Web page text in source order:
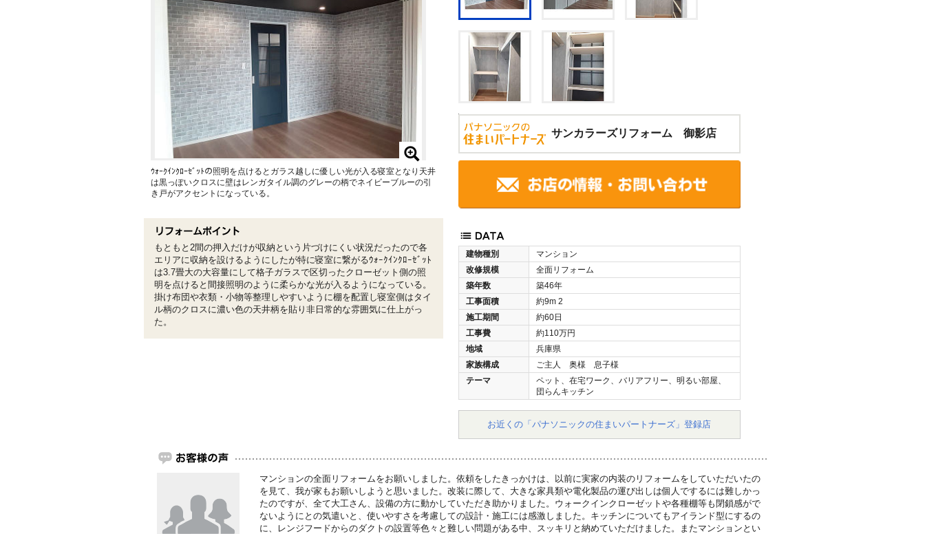
サンカラーズリフォーム 御影店
建物種別
マンション
改修規模
全面リフォーム
築年数
築46年
工事面積
約9m 2
施工期間
約60日
工事費
約110万円
地域
兵庫県
家族構成
ご主人 奥様 息子様
テーマ
ペット、在宅ワーク、バリアフリー、明るい部屋、
団らんキッチン
お近くの「パナソニックの住まいパートナーズ」登録店
ｳｫｰｸｲﾝｸﾛｰｾﾞｯﾄの照明を点けるとガラス越しに優しい光が入る寝室となり天井
は黒っぽいクロスに壁はレンガタイル調のグレーの柄でネイビーブルーの引
き戸がアクセントになっている。
もともと2間の押入だけが収納という片づけにくい状況だったので各
エリアに収納を設けるようにしたが特に寝室に繋がるｳｫｰｸｲﾝｸﾛｰｾﾞｯﾄ
は3.7畳大の大容量にして格子ガラスで区切ったクローゼット側の照
明を点けると間接照明のように柔らかな光が入るようになっている。
掛け布団や衣類・小物等整理しやすいように棚を配置し寝室側はタイ
ル柄のクロスに濃い色の天井柄を貼り非日常的な雰囲気に仕上がっ
た。
マンションの全面リフォームをお願いしました。依頼をしたきっかけは、以前に実家の内装のリフォームをしていただいたの
を見て、我が家もお願いしようと思いました。改装に際して、大きな家具類や電化製品の運び出しは個人でするには難しかっ
たのですが、全て大工さん、設備の方に動かしていただき助かりました。ウォークインクローゼットや各種棚等も閉鎖感がで
ないようにとの気遣いと、使いやすさを考慮しての設計・施工には感激しました。キッチンについてもアイランド型にするの
に、レンジフードからのダクトの設置等色々と難しい問題がある中、スッキリと納めていただけました。またマンションとい